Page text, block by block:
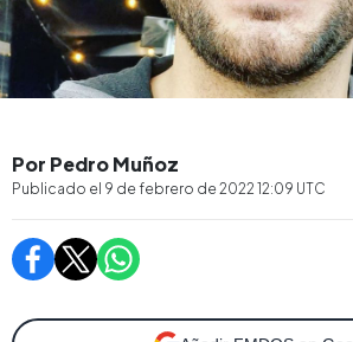
Por Pedro Muñoz
Publicado el 9 de febrero de 2022 12:09 UTC